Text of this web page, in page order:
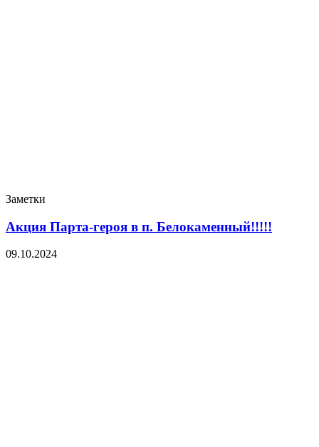
Заметки
Акция Парта-героя в п. Белокаменный!!!!!
09.10.2024